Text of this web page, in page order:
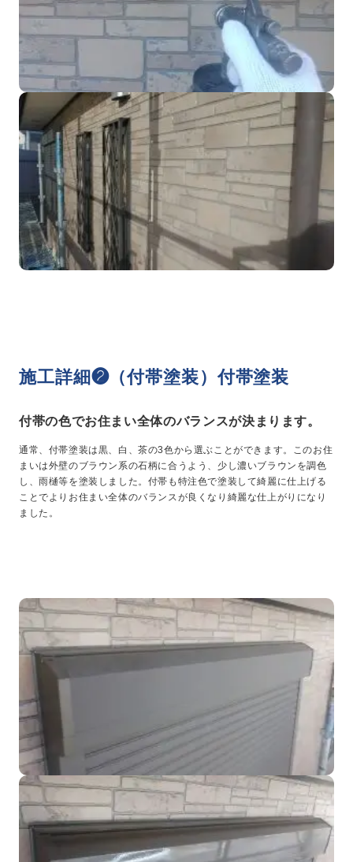
施工詳細❷（付帯塗装）付帯塗装
付帯の色でお住まい全体のバランスが決まります。
通常、付帯塗装は黒、白、茶の3色から選ぶことができます。このお住
まいは外壁のブラウン系の石柄に合うよう、少し濃いブラウンを調色
し、雨樋等を塗装しました。付帯も特注色で塗装して綺麗に仕上げる
ことでよりお住まい全体のバランスが良くなり綺麗な仕上がりになり
ました。